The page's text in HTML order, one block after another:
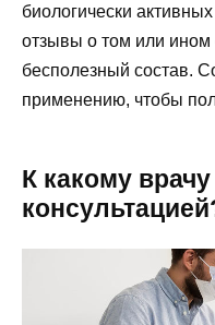
биологически
отзывы о том или ином
бесполезный состав.
применению, чтобы
К какому